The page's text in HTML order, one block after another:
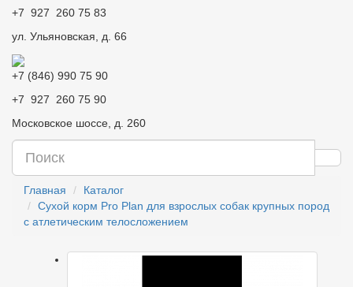
+7 927 260 75 83
ул. Ульяновская, д. 66
+7 (846) 990 75 90
+7 927 260 75 90
Московское шоссе, д. 260
Главная
Каталог
Сухой корм Pro Plan для взрослых собак крупных пород
с атлетическим телосложением